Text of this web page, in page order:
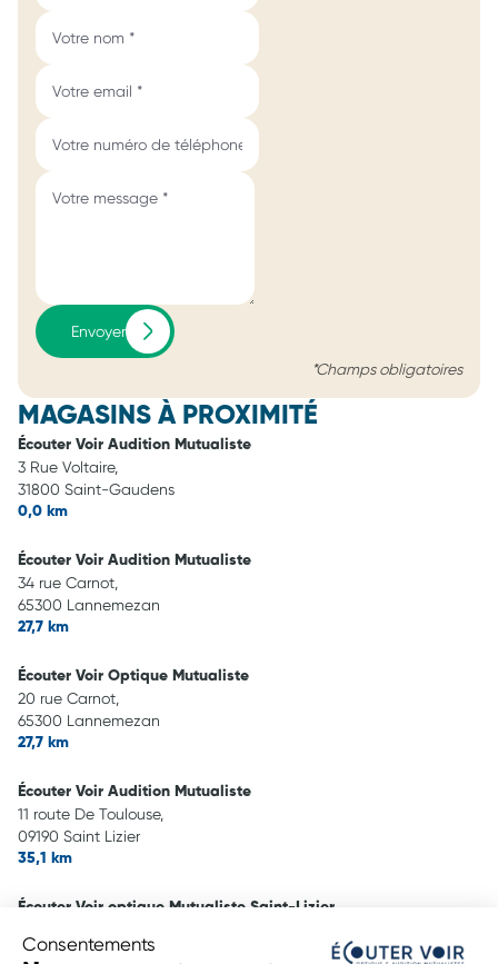
Consentements
Envoyer
*Champs obligatoires
MAGASINS À PROXIMITÉ
Écouter Voir Audition Mutualiste
3 Rue Voltaire,
31800 Saint-Gaudens
0,0 km
Écouter Voir Audition Mutualiste
34 rue Carnot,
65300 Lannemezan
27,7 km
Écouter Voir Optique Mutualiste
20 rue Carnot,
65300 Lannemezan
27,7 km
Écouter Voir Audition Mutualiste
11 route De Toulouse,
09190 Saint Lizier
35,1 km
Écouter Voir optique Mutualiste Saint-Lizier
09190 Saint Lizier